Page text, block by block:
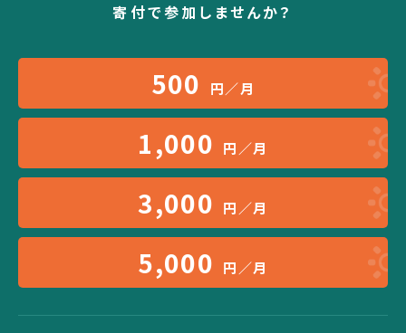
寄付で参加しませんか？
500 円／月
1,000 円／月
3,000 円／月
5,000 円／月